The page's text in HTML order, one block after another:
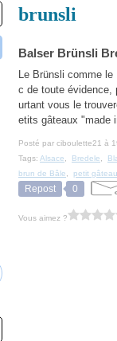
brunsli
Balser Brünsli
Le Brünsli comme
c de toute évidence,
urtant vous le
etits gâteaux "made
Posté par ciboulette21 à
Tags: Alsace Bredele
brun de Bâle
petit
Repost 0
Vous aimez ?